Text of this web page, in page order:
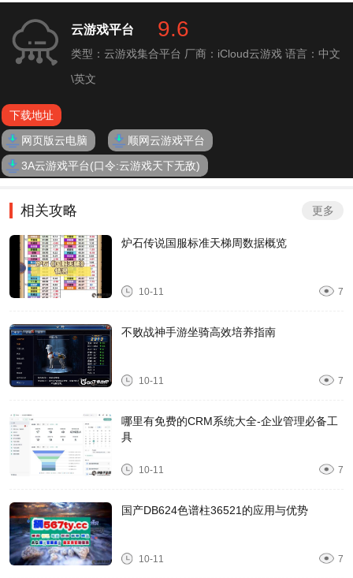
云游戏平台
类型：云游戏集合平台 厂商：iCloud云游戏 语言：中文
\英文
9.6
下载地址
网页版云电脑
顺网云游戏平台
3A云游戏平台(口令:云游戏天下无敌)
相关攻略 更多
炉石传说国服标准天梯周数据概览
10-11 7
不败战神手游坐骑高效培养指南
10-11 7
哪里有免费的CRM系统大全-企业管理必备工
具
10-11 7
国产DB624色谱柱36521的应用与优势
10-11 7